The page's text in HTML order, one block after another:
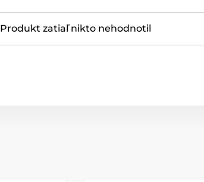
Produkt zatiaľ nikto nehodnotil